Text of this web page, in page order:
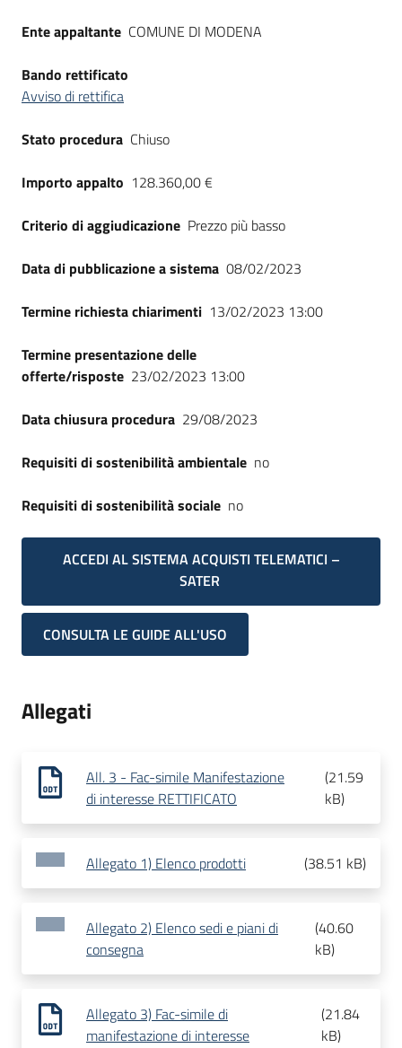
Ente appaltante COMUNE DI MODENA
Bando rettificato
Avviso di rettifica
Stato procedura Chiuso
Importo appalto 128.360,00 €
Criterio di aggiudicazione Prezzo più basso
Data di pubblicazione a sistema 08/02/2023
Termine richiesta chiarimenti 13/02/2023 13:00
Termine presentazione delle
offerte/risposte 23/02/2023 13:00
Data chiusura procedura 29/08/2023
Requisiti di sostenibilità ambientale no
Requisiti di sostenibilità sociale no
ACCEDI AL SISTEMA ACQUISTI TELEMATICI –
SATER
CONSULTA LE GUIDE ALL'USO
Allegati
All. 3 - Fac-simile Manifestazione
di interesse RETTIFICATO
(21.59
kB)
Allegato 1) Elenco prodotti (38.51 kB)
Allegato 2) Elenco sedi e piani di
consegna
(40.60
kB)
Allegato 3) Fac-simile di
manifestazione di interesse
(21.84
kB)